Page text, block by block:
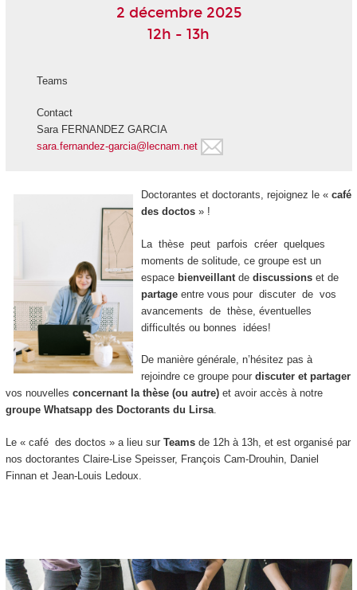
2 décembre 2025
12h - 13h
Teams
Contact
Sara FERNANDEZ GARCIA
sara.fernandez-garcia@lecnam.net
Doctorantes et doctorants, rejoignez le « café
des doctos» !
La thèse peut parfois créer quelques
moments de solitude, ce groupe est un
espace bienveillant de discussions et de
partage entre vous pour discuter de vos
avancements de thèse, éventuelles
difficultés ou bonnes idées!
De manière générale, n’hésitez pas à
rejoindre ce groupe pourdiscuter et partager
vos nouvelles concernant la thèse (ou autre)et avoir accès à notre
groupe Whatsapp des Doctorants du Lirsa.
Le « café des doctos » a lieu sur Teams de 12h à 13h, et est organisé par
nos doctorantes Claire-Lise Speisser, François Cam-Drouhin, Daniel
Finnan et Jean-Louis Ledoux.